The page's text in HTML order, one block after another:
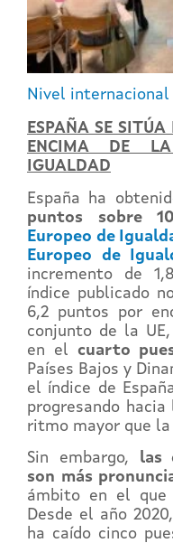
Nivel internacional
ESPAÑA SE
ENCIMA DE
IGUALDAD
España ha
puntos sobre
Europeo de
Europeo de
incremento de
índice publicado
6,2 puntos por
conjunto de la
en el cuarto
Países Bajos y
el índice de
progresando
ritmo mayor que la
Sin embargo, las
son más
ámbito en el
Desde el año
ha caído cinco